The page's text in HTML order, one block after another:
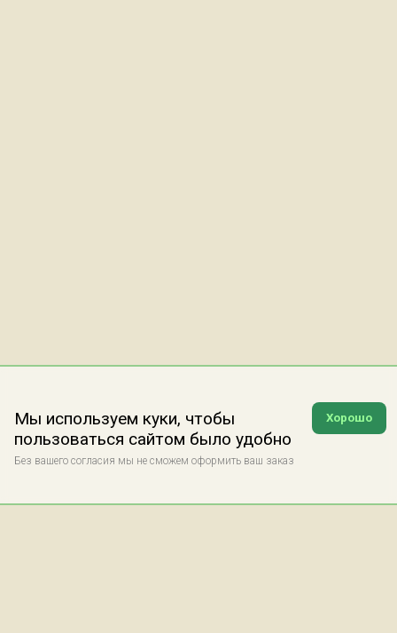
Хорошо
Мы используем куки, чтобы
пользоваться сайтом было удобно
Без вашего согласия мы не сможем оформить ваш заказ